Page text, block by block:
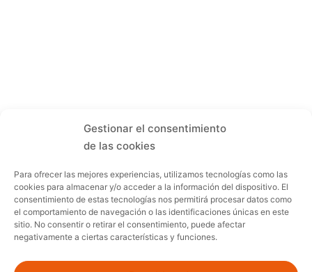
Gestionar el consentimiento
de las cookies
Para ofrecer las mejores experiencias, utilizamos tecnologías como las
cookies para almacenar y/o acceder a la información del dispositivo. El
consentimiento de estas tecnologías nos permitirá procesar datos como
el comportamiento de navegación o las identificaciones únicas en este
sitio. No consentir o retirar el consentimiento, puede afectar
negativamente a ciertas características y funciones.